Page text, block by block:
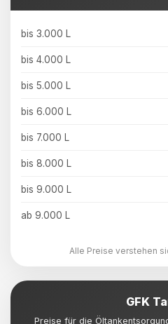
bis 3.000 L
bis 4.000 L
bis 5.000 L
bis 6.000 L
bis 7.000 L
bis 8.000 L
bis 9.000 L
ab 9.000 L
Alle Preise verstehen
GFK
Preise für die